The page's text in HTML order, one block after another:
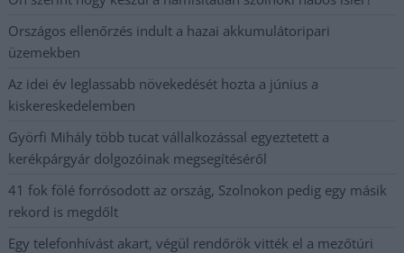
Országos ellenőrzés indult a hazai akkumulátoripari
üzemekben
Az idei év leglassabb növekedését hozta a június a
kiskereskedelemben
Györfi Mihály több tucat vállalkozással egyeztetett a
kerékpárgyár dolgozóinak megsegítéséről
41 fok fölé forrósodott az ország, Szolnokon pedig egy másik
rekord is megdőlt
Egy telefonhívást akart, végül rendőrök vitték el a mezőtúri